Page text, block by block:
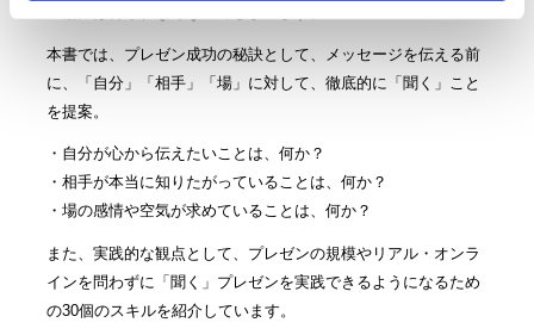
本書では、プレゼン成功の秘訣として、メッセージを伝える前
に、「自分」「相手」「場」に対して、徹底的に「聞く」こと
を提案。
・自分が心から伝えたいことは、何か？
・相手が本当に知りたがっていることは、何か？
・場の感情や空気が求めていることは、何か？
また、実践的な観点として、プレゼンの規模やリアル・オンラ
インを問わずに「聞く」プレゼンを実践できるようになるため
の30個のスキルを紹介しています。